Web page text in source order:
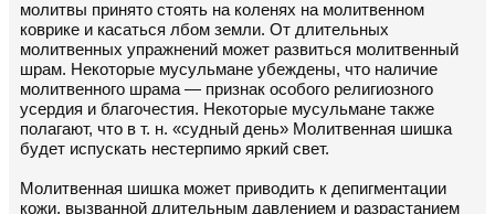
молитвы принято стоять на коленях на молитвенном
коврике и касаться лбом земли. От длительных
молитвенных упражнений может развиться молитвенный
шрам. Некоторые мусульмане убеждены, что наличие
молитвенного шрама — признак особого религиозного
усердия и благочестия. Некоторые мусульмане также
полагают, что в т. н. «судный день» Молитвенная шишка
будет испускать нестерпимо яркий свет.
Молитвенная шишка может приводить к депигментации
кожи, вызванной длительным давлением и разрастанием